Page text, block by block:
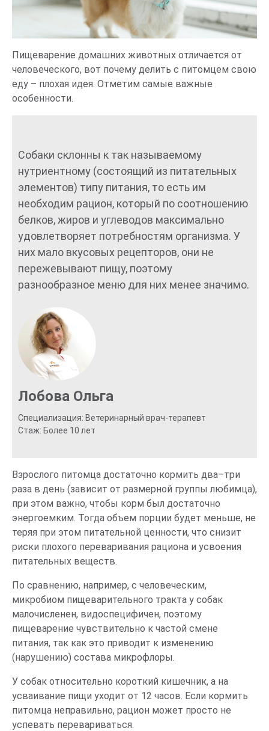
Пищеварение домашних животных отличается от
человеческого, вот почему делить с питомцем свою
еду – плохая идея. Отметим самые важные
особенности.
Собаки склонны к так называемому
нутриентному (состоящий из питательных
элементов) типу питания, то есть им
необходим рацион, который по соотношению
белков, жиров и углеводов максимально
удовлетворяет потребностям организма. У
них мало вкусовых рецепторов, они не
пережевывают пищу, поэтому
разнообразное меню для них менее значимо.
Лобова Ольга
Специализация: Ветеринарный врач-терапевт
Стаж: Более 10 лет
Взрослого питомца достаточно кормить два–три
раза в день (зависит от размерной группы любимца),
при этом важно, чтобы корм был достаточно
энергоемким. Тогда объем порции будет меньше, не
теряя при этом питательной ценности, что снизит
риски плохого переваривания рациона и усвоения
питательных веществ.
По сравнению, например, с человеческим,
микробиом пищеварительного тракта у собак
малочисленен, видоспецифичен, поэтому
пищеварение чувствительно к частой смене
питания, так как это приводит к изменению
(нарушению) состава микрофлоры.
У собак относительно короткий кишечник, а на
усваивание пищи уходит от 12 часов. Если кормить
питомца неправильно, рацион может просто не
успевать перевариваться.